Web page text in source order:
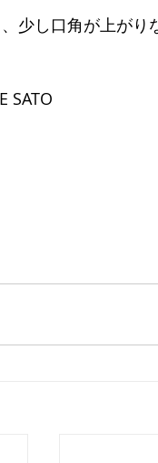
少し口角が上が
SATO